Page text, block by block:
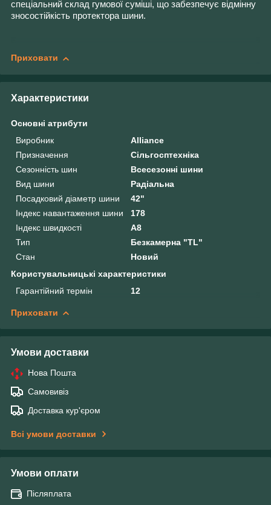
спеціальний склад гумової суміші, що забезпечує відмінну
зносостійкість протектора шини.
Приховати
Характеристики
Основні атрибути
Виробник
Alliance
Призначення
Сільгосптехніка
Сезонність шин
Всесезонні шини
Вид шини
Радіальна
Посадковий діаметр шини
42"
Індекс навантаження шини
178
Індекс швидкості
A8
Тип
Безкамерна "TL"
Стан
Новий
Користувальницькі характеристики
Гарантійний термін
12
Приховати
Умови доставки
Нова Пошта
Самовивіз
Доставка кур'єром
Всі умови доставки
Умови оплати
Післяплата